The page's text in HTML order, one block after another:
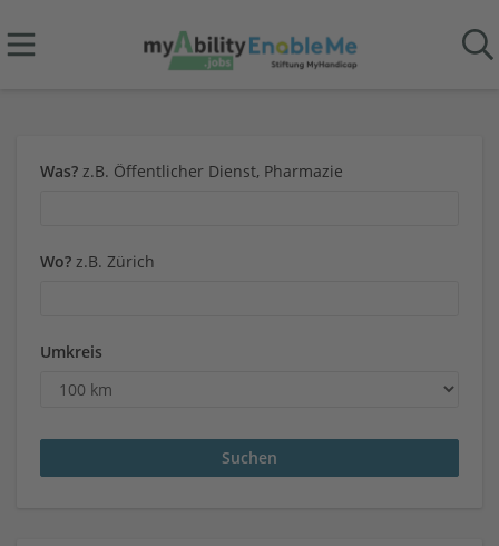
Was? z.B. Öffentlicher Dienst, Pharmazie
Wo? z.B. Zürich
Umkreis